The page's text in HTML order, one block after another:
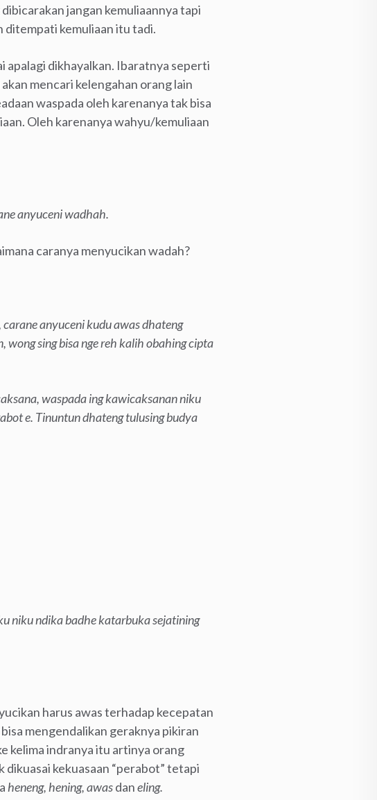
jangan kemuliaannya tapi
ditempati kemuliaan itu tadi.
apalagi dikhayalkan. Ibaratnya seperti
mencari kelengahan orang lain
waspada oleh karenanya tak bisa
Oleh karenanya wahyu/kemuliaan
anyuceni wadhah.
caranya menyucikan wadah?
anyuceni kudu awas dhateng
sing bisa nge reh kalih obahing cipta
waspada ing kawicaksanan niku
e. Tinuntun dhateng tulusing budya
niku ndika badhe katarbuka sejatining
harus awas terhadap kecepatan
mengendalikan geraknya pikiran
kelima indranya itu artinya orang
dikuasai kekuasaan “perabot” tetapi
heneng, hening, awasdaneling.